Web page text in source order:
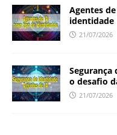
Agentes
identidade
21/07/2026
Segurança
o desafio
21/07/2026